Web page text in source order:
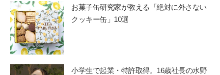
お菓子缶研究家が教える「絶対に外さない
クッキー缶」10選
小学生で起業・特許取得。16歳社長の水野